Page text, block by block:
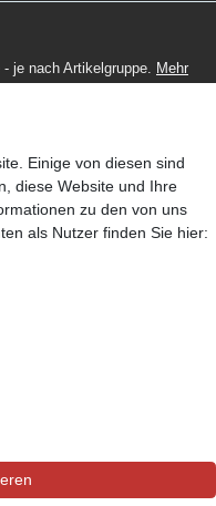
je nach Artikelgruppe.
Mehr
bestimmte
vorbehalten. | Grundpreise
Einige von diesen sind
diese Website und Ihre
zu den von uns
als Nutzer finden Sie hier: